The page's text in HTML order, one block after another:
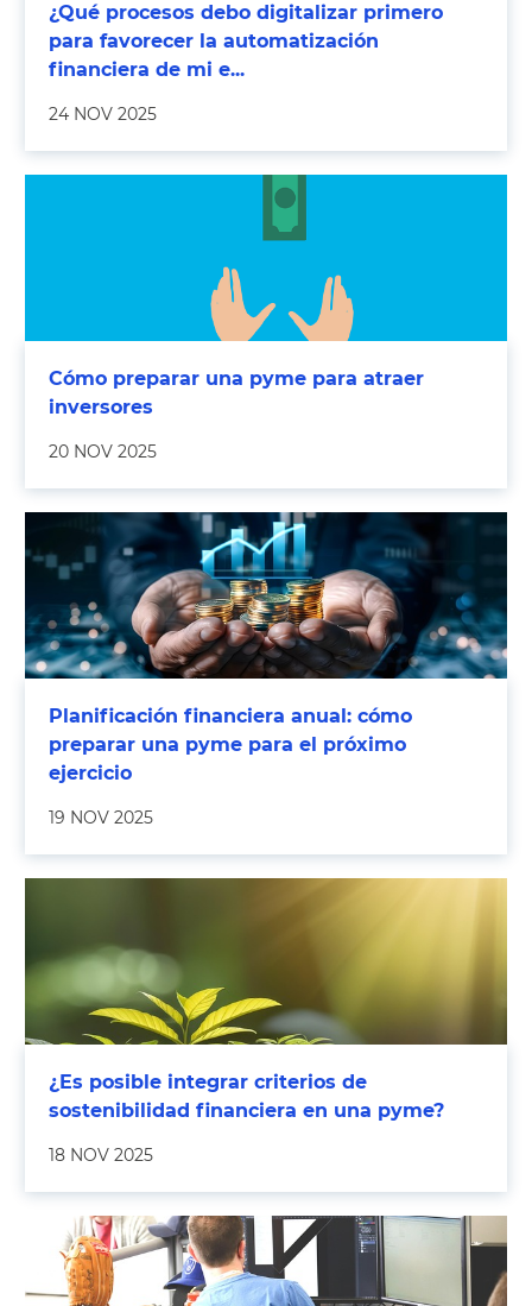
¿Qué procesos debo digitalizar primero
para favorecer la automatización
financiera de mi e...
24 NOV 2025
Cómo preparar una pyme para atraer
inversores
20 NOV 2025
Planificación financiera anual: cómo
preparar una pyme para el próximo
ejercicio
19 NOV 2025
¿Es posible integrar criterios de
sostenibilidad financiera en una pyme?
18 NOV 2025